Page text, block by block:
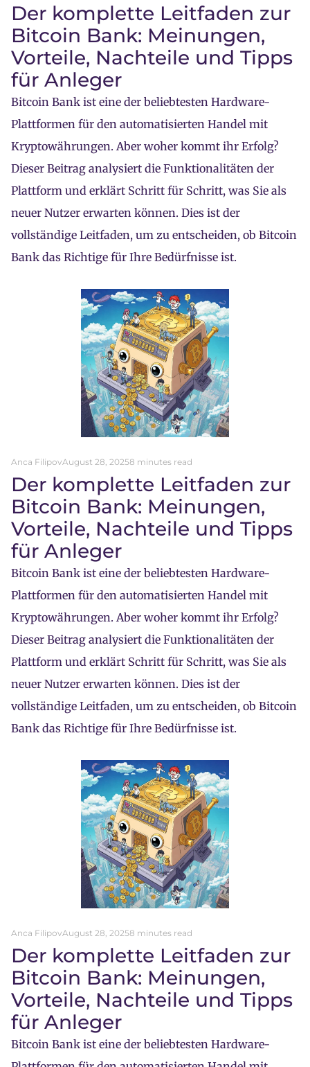
Der komplette Leitfaden zur
Bitcoin Bank: Meinungen,
Vorteile, Nachteile und Tipps
für Anleger
Bitcoin Bank ist eine der beliebtesten Hardware-
Plattformen für den automatisierten Handel mit
Kryptowährungen. Aber woher kommt ihr Erfolg?
Dieser Beitrag analysiert die Funktionalitäten der
Plattform und erklärt Schritt für Schritt, was Sie als
neuer Nutzer erwarten können. Dies ist der
vollständige Leitfaden, um zu entscheiden, ob Bitcoin
Bank das Richtige für Ihre Bedürfnisse ist.
Anca FilipovAugust 28, 20258 minutes read
Der komplette Leitfaden zur
Bitcoin Bank: Meinungen,
Vorteile, Nachteile und Tipps
für Anleger
Bitcoin Bank ist eine der beliebtesten Hardware-
Plattformen für den automatisierten Handel mit
Kryptowährungen. Aber woher kommt ihr Erfolg?
Dieser Beitrag analysiert die Funktionalitäten der
Plattform und erklärt Schritt für Schritt, was Sie als
neuer Nutzer erwarten können. Dies ist der
vollständige Leitfaden, um zu entscheiden, ob Bitcoin
Bank das Richtige für Ihre Bedürfnisse ist.
Anca FilipovAugust 28, 20258 minutes read
Der komplette Leitfaden zur
Bitcoin Bank: Meinungen,
Vorteile, Nachteile und Tipps
für Anleger
Bitcoin Bank ist eine der beliebtesten Hardware-